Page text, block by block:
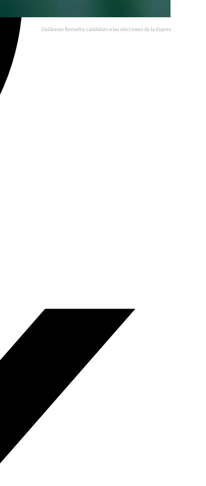
Guillermo Revuelta, candidato a las elecciones de la Esperanza de Triana.